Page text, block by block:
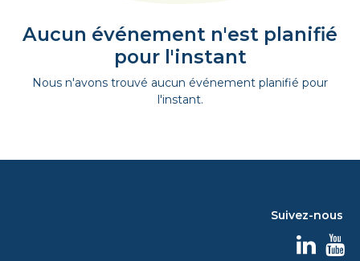
Aucun événement n'est planifié
pour l'instant
Nous n'avons trouvé aucun événement planifié pour
l'instant.
Suivez-nous